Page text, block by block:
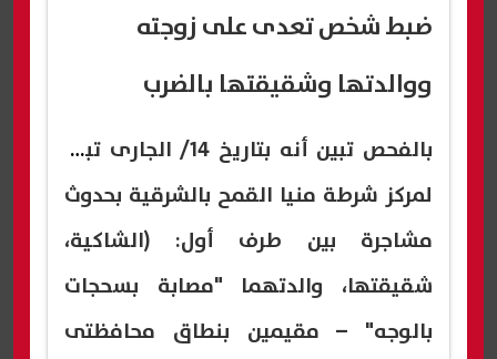
ضبط شخص تعدى على زوجته
ووالدتها وشقيقتها بالضرب
بالفحص تبين أنه بتاريخ 14/ الجارى تبلغ
لمركز شرطة منيا القمح بالشرقية بحدوث
مشاجرة بين طرف أول: (الشاكية،
شقيقتها، والدتهما "مصابة بسحجات
بالوجه" – مقيمين بنطاق محافظتى